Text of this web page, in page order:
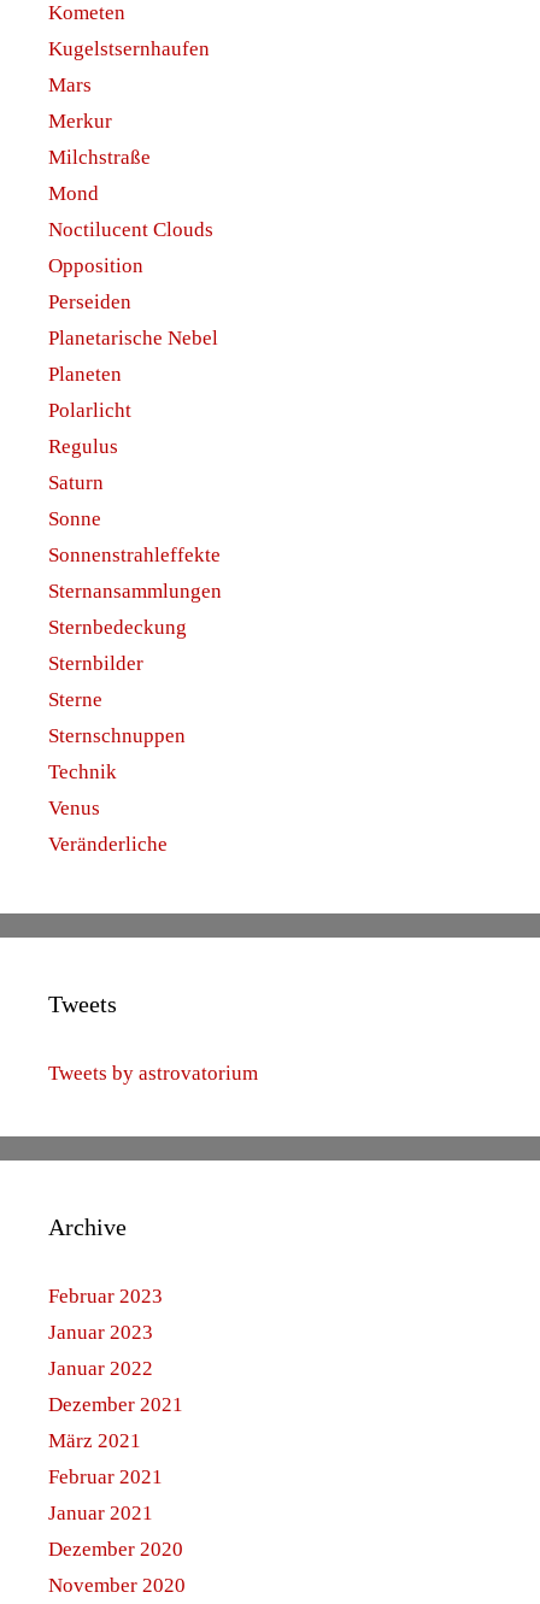
Kometen
Kugelstsernhaufen
Mars
Merkur
Milchstraße
Mond
Noctilucent Clouds
Opposition
Perseiden
Planetarische Nebel
Planeten
Polarlicht
Regulus
Saturn
Sonne
Sonnenstrahleffekte
Sternansammlungen
Sternbedeckung
Sternbilder
Sterne
Sternschnuppen
Technik
Venus
Veränderliche
Tweets
Tweets by astrovatorium
Archive
Februar 2023
Januar 2023
Januar 2022
Dezember 2021
März 2021
Februar 2021
Januar 2021
Dezember 2020
November 2020